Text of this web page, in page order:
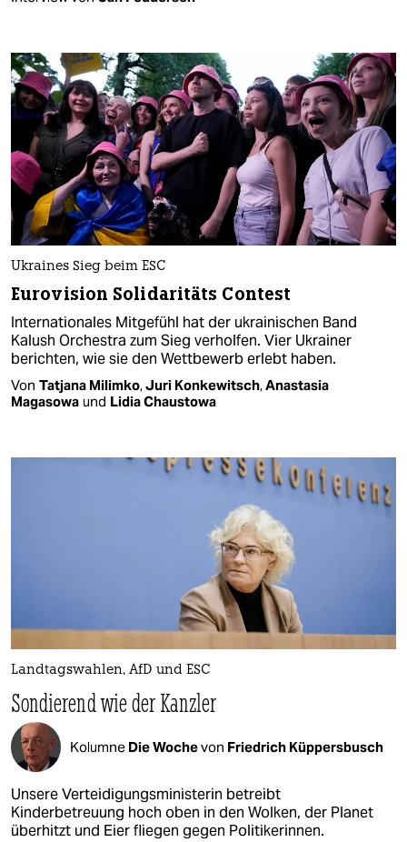
Ukraines Sieg beim ESC
Eurovision Solidaritäts Contest
Internationales Mitgefühl hat der ukrainischen Band
Kalush Orchestra zum Sieg verholfen. Vier Ukrainer
berichten, wie sie den Wettbewerb erlebt haben.
Von Tatjana Milimko,Juri Konkewitsch,Anastasia
Magasowa und Lidia Chaustowa
Landtagswahlen, AfD und ESC
Sondierend wie der Kanzler
Kolumne Die Wochevon Friedrich Küppersbusch
Unsere Verteidigungsministerin betreibt
Kinderbetreuung hoch oben in den Wolken, der Planet
überhitzt und Eier fliegen gegen Politikerinnen.